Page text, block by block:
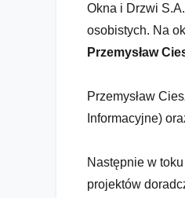
Zmiana w Zarządzie
Okna i Drzwi
osobistych. Na
Przemysław
Przemysław
Informacyjne)
Następnie w
projektów